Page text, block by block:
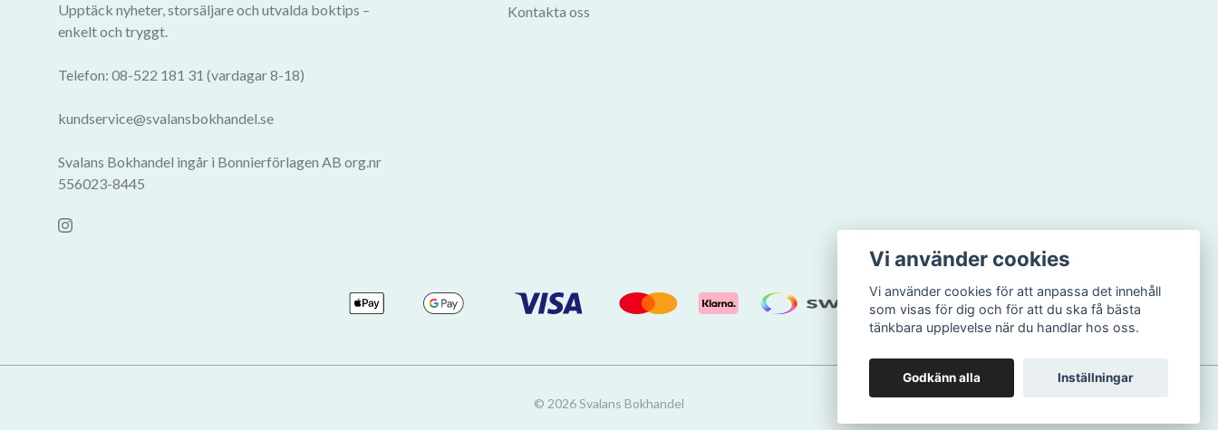
Upptäck nyheter, storsäljare och utvalda boktips –
enkelt och tryggt.
Telefon: 08-522 181 31 (vardagar 8-18)
kundservice@svalansbokhandel.se
Svalans Bokhandel ingår i Bonnierförlagen AB org.nr
556023-8445
Kontakta oss
© 2026 Svalans Bokhandel
Vi använder cookies
Vi använder cookies för att anpassa det innehåll
som visas för dig och för att du ska få bästa
tänkbara upplevelse när du handlar hos oss.
Godkänn alla Inställningar